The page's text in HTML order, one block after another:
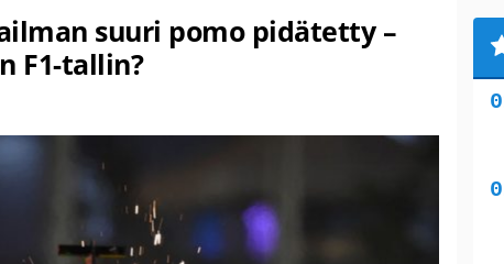
suuri pomo pidätetty –
F1-tallin?